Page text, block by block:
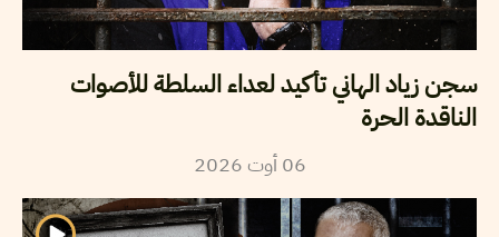
سجن زياد الهاني تأكيد لعداء السلطة للأصوات
الناقدة الحرة
06 أوت2026